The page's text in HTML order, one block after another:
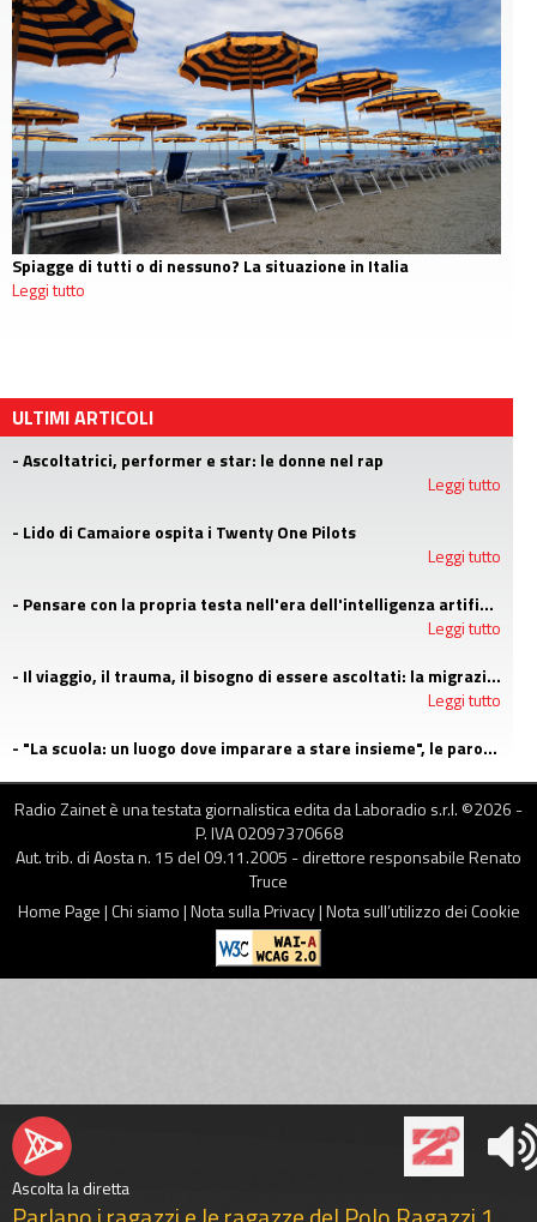
Spiagge di tutti o di nessuno? La situazione in Italia
Leggi tutto
ULTIMI ARTICOLI
- Ascoltatrici, performer e star: le donne nel rap
Leggi tutto
- Lido di Camaiore ospita i Twenty One Pilots
Leggi tutto
- Pensare con la propria testa nell'era dell'intelligenza artificiale
Leggi tutto
- Il viaggio, il trauma, il bisogno di essere ascoltati: la migrazione agli occhi di uno psicologo di LGNET
Leggi tutto
- "La scuola: un luogo dove imparare a stare insieme", le parole di Claudia Pratelli
Radio Zainet è una testata giornalistica edita da Laboradio s.r.l. ©2026 -
P. IVA 02097370668
Aut. trib. di Aosta n. 15 del 09.11.2005 - direttore responsabile Renato
Truce
Home Page|Chi siamo|Nota sulla Privacy|Nota sull’utilizzo dei Cookie
Ascolta la diretta